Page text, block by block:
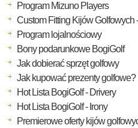
Program Mizuno Players
Custom Fitting Kijów Golfowych
Program lojalnościowy
Bony podarunkowe BogiGolf
Jak dobierać sprzęt golfowy
Jak kupować prezenty golfowe?
Hot Lista BogiGolf - Drivery
Hot Lista BogiGolf - Irony
Premierowe oferty kijów